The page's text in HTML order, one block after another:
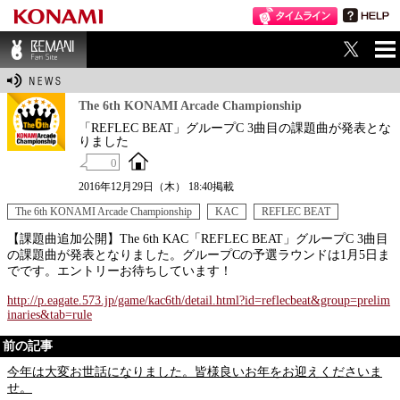
BEMANI Fan Sit
The 6th KONAMI Arcade Championship
「REFLEC BEAT」グループC 3曲目の課題曲が発表とな
りました
0
2016年12月29日（木） 18:40掲載
The 6th KONAMI Arcade Championship
KAC REFLEC BEAT
【課題曲追加公開】The 6th KAC「REFLEC BEAT」グループC 3曲目
の課題曲が発表となりました。グループCの予選ラウンドは1月5日ま
でです。エントリーお待ちしています！
http://p.eagate.573.jp/game/kac6th/detail.html?id=reflecbeat&group=prelim
inaries&tab=rule
前の記事
今年は大変お世話になりました。皆様良いお年をお迎えくださいま
せ。